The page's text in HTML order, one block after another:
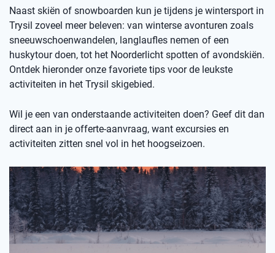
Naast skiën of snowboarden kun je tijdens je wintersport in
Trysil zoveel meer beleven: van winterse avonturen zoals
sneeuwschoenwandelen, langlaufles nemen of een
huskytour doen, tot het Noorderlicht spotten of avondskiën.
Ontdek hieronder onze favoriete tips voor de leukste
activiteiten in het Trysil skigebied.
Wil je een van onderstaande activiteiten doen? Geef dit dan
direct aan in je offerte-aanvraag, want excursies en
activiteiten zitten snel vol in het hoogseizoen.